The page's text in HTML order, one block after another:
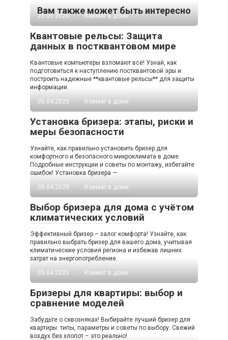
Вам также может быть интересно
25.05.2025 Климат в доме
Квантовые рельсы: Защита
данных в постквантовом мире
Квантовые компьютеры взломают всё! Узнай, как
подготовиться к наступлению постквантовой эры и
построить надежные **квантовые рельсы** для защиты
информации.
05.04.2025
Климат в доме
Установка бризера: этапы, риски и
меры безопасности
Узнайте, как правильно установить бризер для
комфортного и безопасного микроклимата в доме.
Подробные инструкции и советы по монтажу, избегайте
ошибок! Установка бризера —
05.04.2025
Климат в доме
Выбор бризера для дома с учётом
климатических условий
Эффективный бризер – залог комфорта! Узнайте, как
правильно выбрать бризер для вашего дома, учитывая
климатические условия региона и избежав лишних
затрат на энергопотребление.
05.04.2025
Климат в доме
Бризеры для квартиры: выбор и
сравнение моделей
Забудьте о сквозняках! Выбирайте лучший бризер для
квартиры: типы, параметры и советы по выбору. Свежий
воздух без хлопот – это реально!